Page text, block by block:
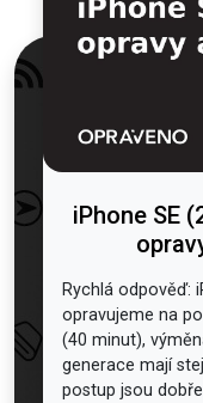
iPhone SE
Rychlá odpověď:
opravujeme na
(40 minut),
generace mají
postup jsou